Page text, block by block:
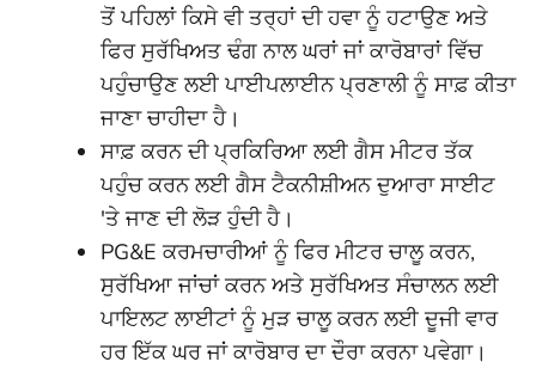
ਤੋਂ ਪਹਿਲਾਂ ਕਿਸੇ ਵੀ ਤਰ੍ਹਾਂ ਦੀ ਹਵਾ ਨੂੰ ਹਟਾਉਣ ਅਤੇ
ਫਿਰ ਸੁਰੱਖਿਅਤ ਢੰਗ ਨਾਲ ਘਰਾਂ ਜਾਂ ਕਾਰੋਬਾਰਾਂ ਵਿੱਚ
ਪਹੁੰਚਾਉਣ ਲਈ ਪਾਈਪਲਾਈਨ ਪ੍ਰਣਾਲੀ ਨੂੰ ਸਾਫ਼ ਕੀਤਾ
ਜਾਣਾ ਚਾਹੀਦਾ ਹੈ।
ਸਾਫ਼ ਕਰਨ ਦੀ ਪ੍ਰਕਿਰਿਆ ਲਈ ਗੈਸ ਮੀਟਰ ਤੱਕ
ਪਹੁੰਚ ਕਰਨ ਲਈ ਗੈਸ ਟੈਕਨੀਸ਼ੀਅਨ ਦੁਆਰਾ ਸਾਈਟ
'ਤੇ ਜਾਣ ਦੀ ਲੋੜ ਹੁੰਦੀ ਹੈ।
PG&E ਕਰਮਚਾਰੀਆਂ ਨੂੰ ਫਿਰ ਮੀਟਰ ਚਾਲੂ ਕਰਨ,
ਸੁਰੱਖਿਆ ਜਾਂਚਾਂ ਕਰਨ ਅਤੇ ਸੁਰੱਖਿਅਤ ਸੰਚਾਲਨ ਲਈ
ਪਾਇਲਟ ਲਾਈਟਾਂ ਨੂੰ ਮੁੜ ਚਾਲੂ ਕਰਨ ਲਈ ਦੂਜੀ ਵਾਰ
ਹਰ ਇੱਕ ਘਰ ਜਾਂ ਕਾਰੋਬਾਰ ਦਾ ਦੌਰਾ ਕਰਨਾ ਪਵੇਗਾ।